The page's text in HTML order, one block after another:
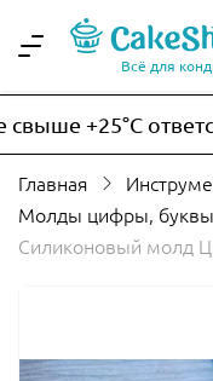
Всё для
+25°C
Главная
Молды цифры, буквы
Силиконовый молд